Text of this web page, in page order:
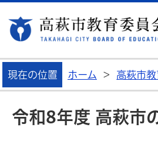
現在の位置 ホーム > 高萩市
令和8年度 高萩市